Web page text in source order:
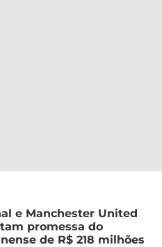
e Manchester United
promessa do
de R$ 218 milhões